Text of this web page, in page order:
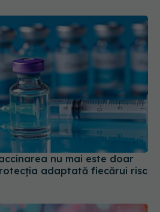
nu mai este doar
adaptată fiecărui risc